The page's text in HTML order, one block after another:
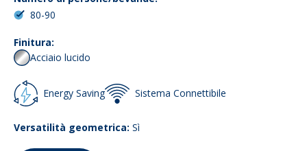
80-90
Finitura:
Acciaio lucido
Energy Saving Sistema Connettibile
Versatilità geometrica: Sì